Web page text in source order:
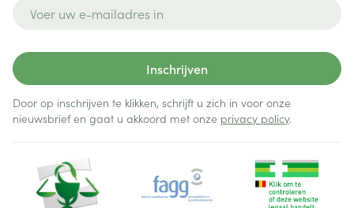
Inschrijven
Door op inschrijven te klikken, schrijft u zich in voor onze
nieuwsbrief en gaat u akkoord met onze privacy policy.